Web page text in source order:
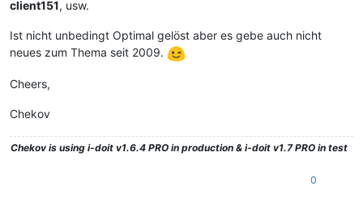
client151, usw.
Ist nicht unbedingt Optimal gelöst aber es gebe auch nicht
neues zum Thema seit 2009.
Cheers,
Chekov
Chekovis using i-doit v1.6.4 PRO in production & i-doit v1.7 PRO in test
0